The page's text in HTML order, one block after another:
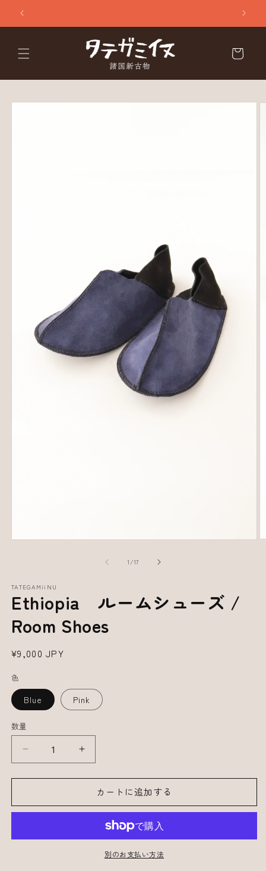
ンツに
進む
ー
商品情
1 /の
17
TATEGAMiiNU
Ethiopia ルームシューズ /
Room Shoes
通
価
格
¥9,000 JPY
色
Blue Pink
数量
Ethiopia
ム
Ethiopia
ム
カートに追加する
別のお支払い方法